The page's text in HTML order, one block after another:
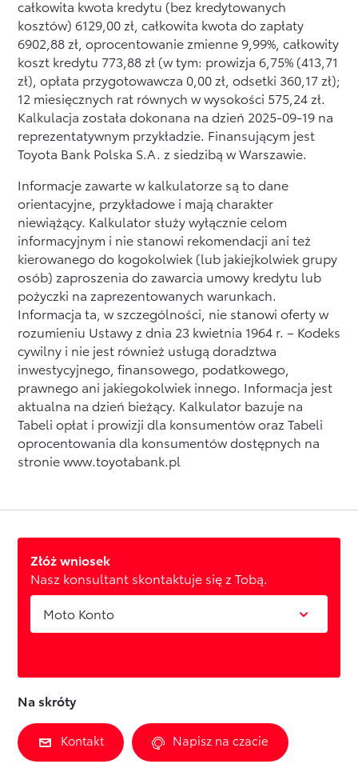
całkowita kwota kredytu (bez kredytowanych
kosztów) 6129,00 zł, całkowita kwota do zapłaty
6902,88 zł, oprocentowanie zmienne 9,99%, całkowity
koszt kredytu 773,88 zł (w tym: prowizja 6,75% (413,71
zł), opłata przygotowawcza 0,00 zł, odsetki 360,17 zł);
12 miesięcznych rat równych w wysokości 575,24 zł.
Kalkulacja została dokonana na dzień 2025-09-19 na
reprezentatywnym przykładzie. Finansującym jest
Toyota Bank Polska S.A. z siedzibą w Warszawie.
Informacje zawarte w kalkulatorze są to dane
orientacyjne, przykładowe i mają charakter
niewiążący. Kalkulator służy wyłącznie celom
informacyjnym i nie stanowi rekomendacji ani też
kierowanego do kogokolwiek (lub jakiejkolwiek grupy
osób) zaproszenia do zawarcia umowy kredytu lub
pożyczki na zaprezentowanych warunkach.
Informacja ta, w szczególności, nie stanowi oferty w
rozumieniu Ustawy z dnia 23 kwietnia 1964 r. – Kodeks
cywilny i nie jest również usługą doradztwa
inwestycyjnego, finansowego, podatkowego,
prawnego ani jakiegokolwiek innego. Informacja jest
aktualna na dzień bieżący. Kalkulator bazuje na
Tabeli opłat i prowizji dla konsumentów oraz Tabeli
oprocentowania dla konsumentów dostępnych na
stronie www.toyotabank.pl
Złóż wniosek
Nasz konsultant skontaktuje się z Tobą.
Moto Konto
Na skróty
Kontakt Napisz na czacie